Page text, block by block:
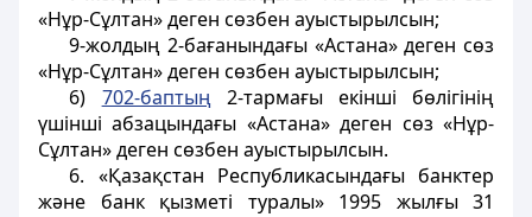
«Нұр-Сұлтан» деген сөзбен ауыстырылсын;
9-жолдың 2-бағанындағы «Астана» деген сөз
«Нұр-Сұлтан» деген сөзбен ауыстырылсын;
6) 702-баптың 2-тармағы екінші бөлігінің
үшінші абзацындағы «Астана» деген сөз «Нұр-
Сұлтан» деген сөзбен ауыстырылсын.
6. «Қазақстан Республикасындағы банктер
және банк қызметі туралы» 1995 жылғы 31